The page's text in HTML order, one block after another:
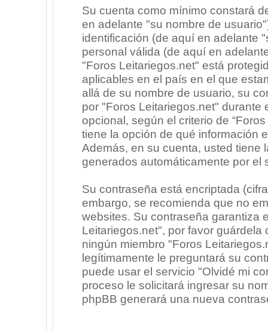
Su cuenta como mínimo constará
en adelante "su nombre de
identificación (de aquí en adelante
personal válida (de aquí en
"Foros Leitariegos.net" está
aplicables en el país en el que
allá de su nombre de usuario, su
por "Foros Leitariegos.net" durante
opcional, según el criterio de
tiene la opción de qué información
Además, en su cuenta, usted tiene
generados automáticamente por el
Su contraseña está encriptada
embargo, se recomienda que no
websites. Su contraseña garantiza
Leitariegos.net", por favor
ningún miembro "Foros
legítimamente le preguntará su
puede usar el servicio "Olvidé mi
proceso le solicitará ingresar su
phpBB generará una nueva